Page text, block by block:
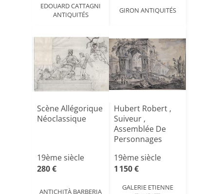
EDOUARD CATTAGNI
ANTIQUITÉS
GIRON ANTIQUITÉS
Scène Allégorique
Néoclassique
19ème siècle
280 €
ANTICHITÀ BARBERIA
Hubert Robert ,
Suiveur ,
Assemblée De
Personnages
Fon[...]
19ème siècle
1 150 €
GALERIE ETIENNE